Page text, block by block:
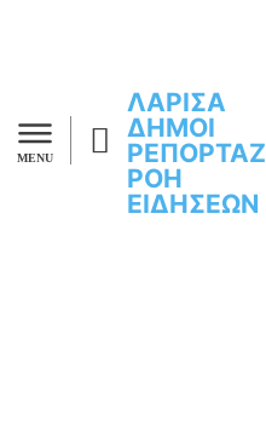
MENU
ΛΑΡΙΣΑ
ΔΗΜΟΙ
ΡΕΠΟΡΤΑΖ
ΡΟΗ
ΕΙΔΗΣΕΩΝ